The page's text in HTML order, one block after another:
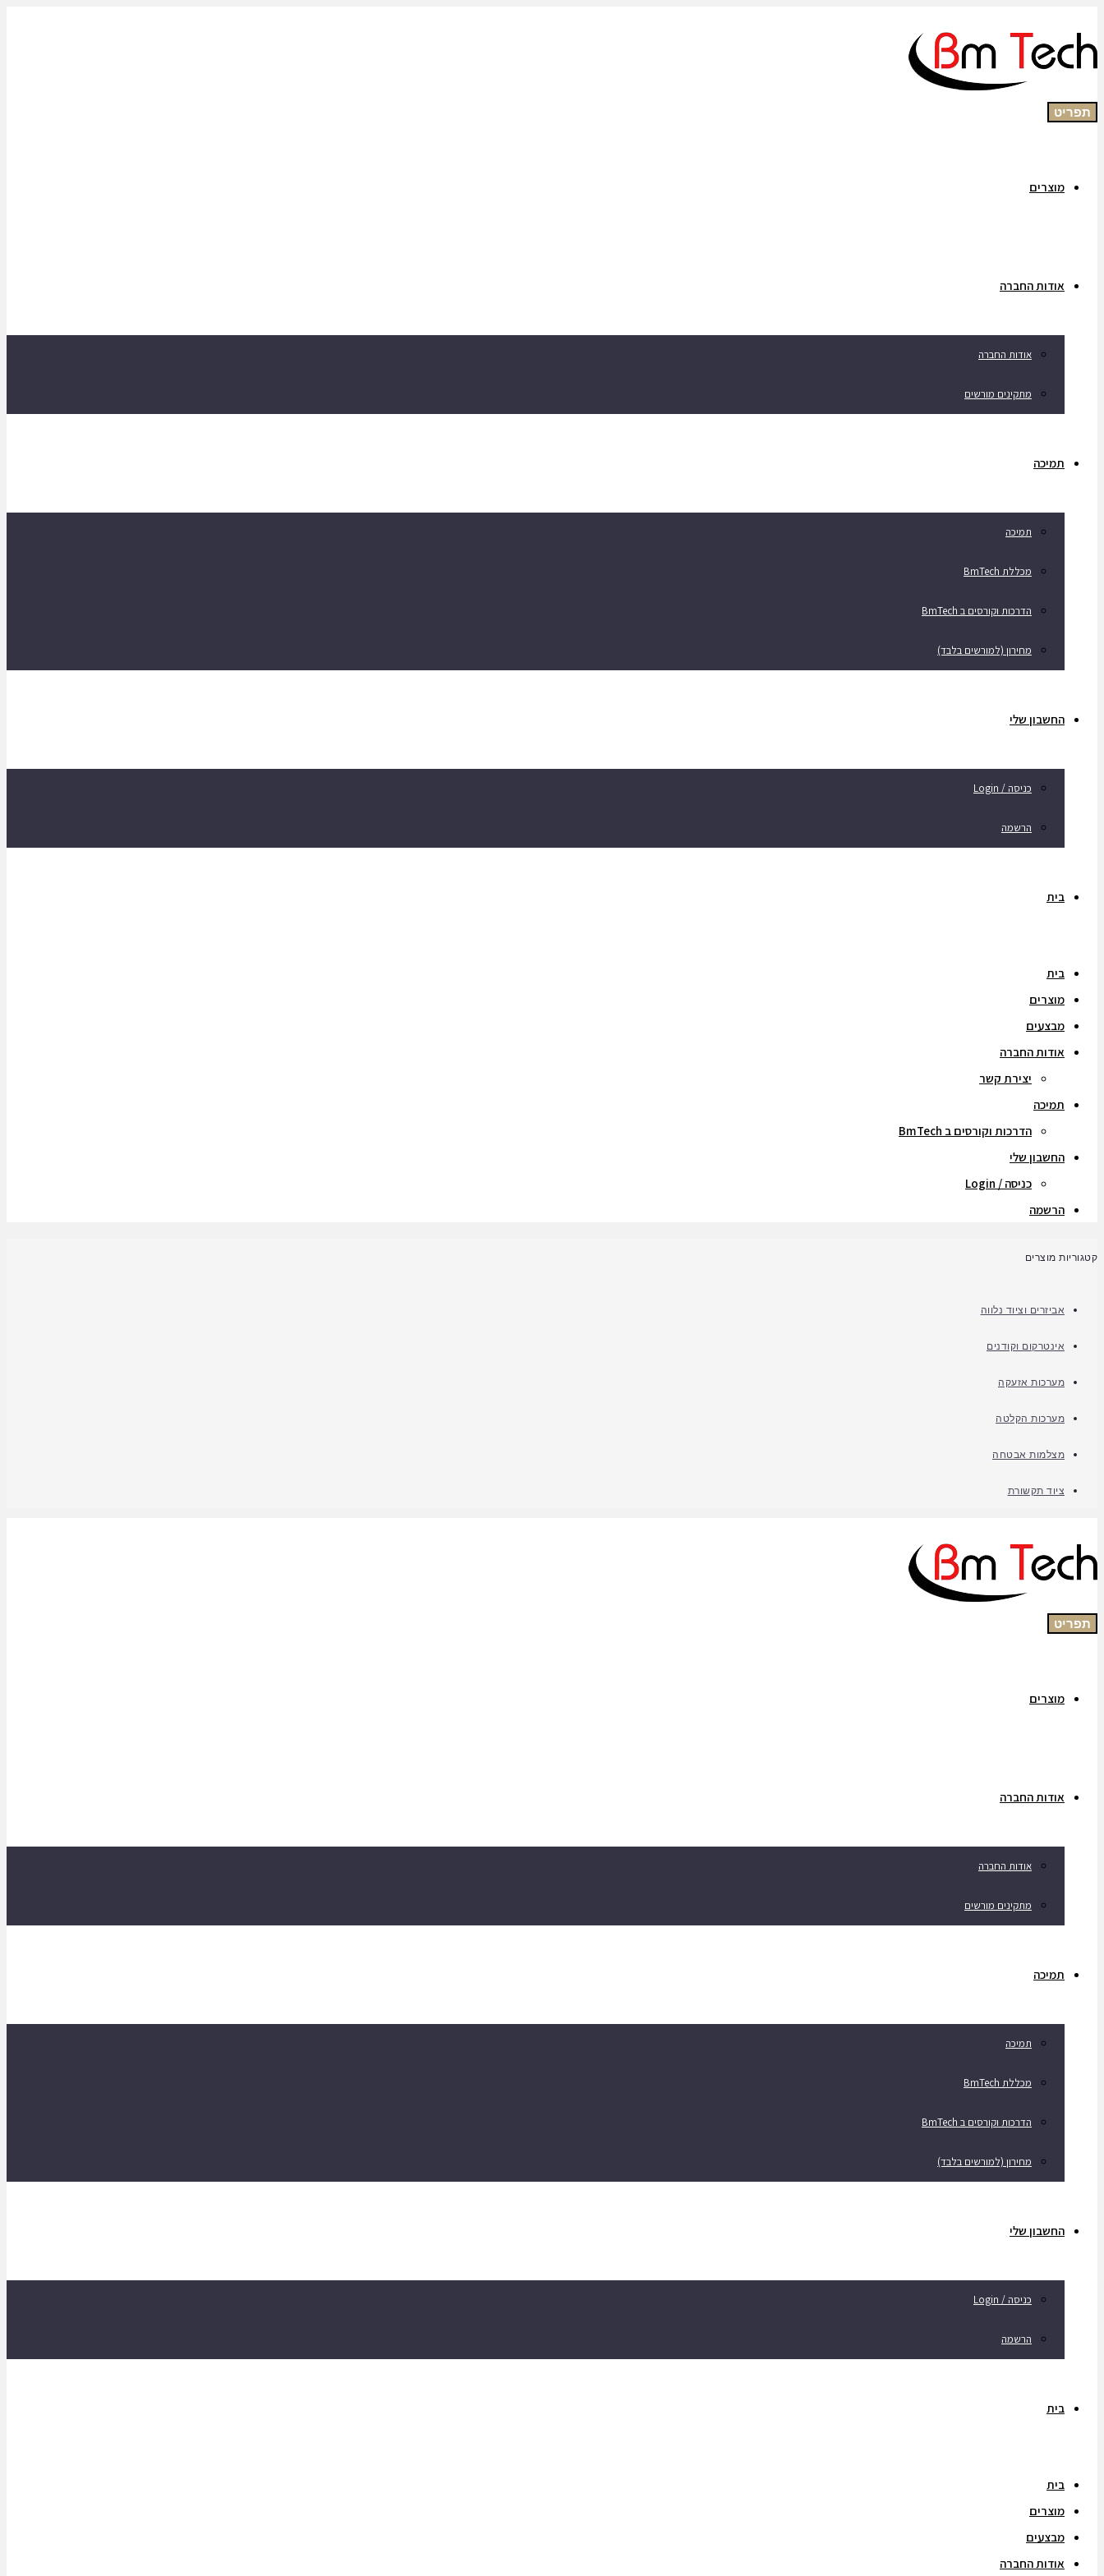
תפריט
מוצרים
אודות החברה
אודות החברה
מתקינים מורשים
תמיכה
תמיכה
מכללת BmTech
הדרכות וקורסים ב BmTech
מחירון (למורשים בלבד)
החשבון שלי
כניסה / Login
הרשמה
בית
בית
מוצרים
מבצעים
אודות החברה
יצירת קשר
תמיכה
הדרכות וקורסים ב BmTech
החשבון שלי
כניסה / Login
הרשמה
קטגוריות מוצרים
אביזרים וציוד נלווה
אינטרקום וקודנים
מערכות אזעקה
מערכות הקלטה
מצלמות אבטחה
ציוד תקשורת
תפריט
מוצרים
אודות החברה
אודות החברה
מתקינים מורשים
תמיכה
תמיכה
מכללת BmTech
הדרכות וקורסים ב BmTech
מחירון (למורשים בלבד)
החשבון שלי
כניסה / Login
הרשמה
בית
בית
מוצרים
מבצעים
אודות החברה